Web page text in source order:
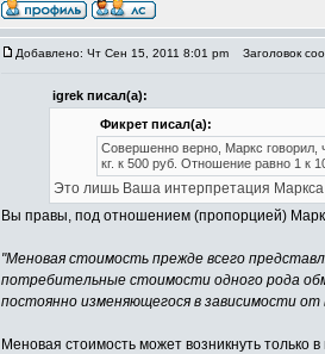
Добавлено: Чт Сен 15, 2011 8:01 pm Заголовок
igrek писал(а):
Фикрет писал(а):
Совершенно верно, Маркс говорил,
кг. к 500 руб. Отношение равно 1 к
Это лишь Ваша интерпретация
Вы правы, под отношением (пропорцией)
"Меновая стоимость прежде всего
потребительные стоимости одного рода
постоянно изменяющегося в зависимости
Меновая стоимость может возникнуть только